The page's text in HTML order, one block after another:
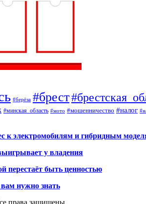
#берёза #брест
#минская_область #мото #мошенничество #налог
к электромобилям и гибридным
у владения
перестаёт быть ценностью
нужно знать